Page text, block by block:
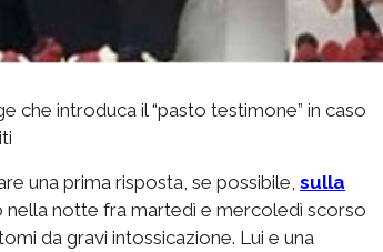
che introduca il “pasto testimone” in caso
una prima risposta, se possibile, sulla
nella notte fra martedì e mercoledì scorso
da gravi intossicazione. Lui e una